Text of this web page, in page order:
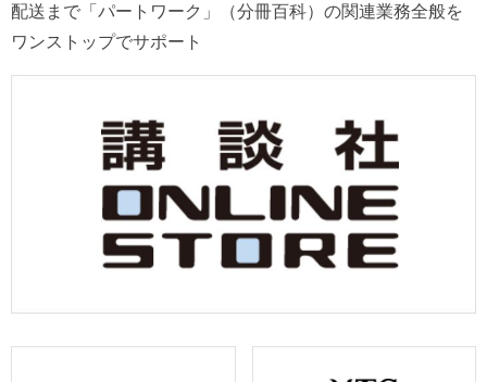
配送まで「パートワーク」（分冊百科）の関連業務全般を
ワンストップでサポート